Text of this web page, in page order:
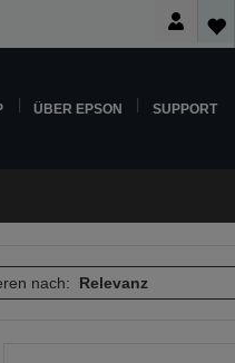
ÜBER EPSON SUPPORT
nach: